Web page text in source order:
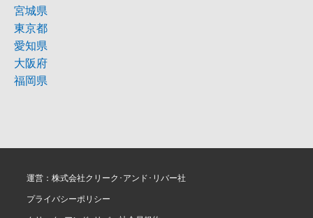
宮城県
東京都
愛知県
大阪府
福岡県
運営：株式会社クリーク･アンド･リバー社
プライバシーポリシー